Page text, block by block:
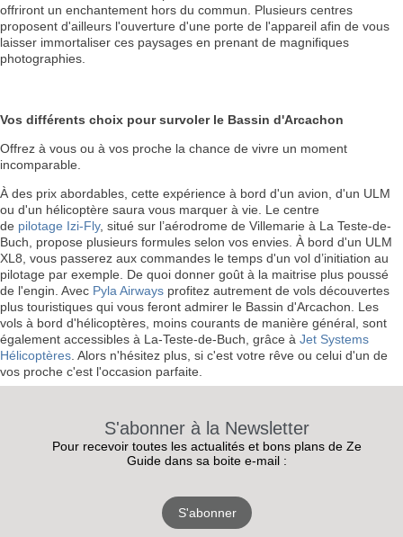
offriront un enchantement hors du commun. Plusieurs centres
proposent d'ailleurs l'ouverture d'une porte de l'appareil afin de vous
laisser immortaliser ces paysages en prenant de magnifiques
photographies.
Vos différents choix pour survoler le Bassin d'Arcachon
Offrez à vous ou à vos proche la chance de vivre un moment
incomparable.
À des prix abordables, cette expérience à bord d'un avion, d'un ULM
ou d'un hélicoptère saura vous marquer à vie. Le centre
de pilotage Izi-Fly, situé sur l’aérodrome de Villemarie à La Teste-de-
Buch, propose plusieurs formules selon vos envies. À bord d'un ULM
XL8, vous passerez aux commandes le temps d'un vol d’initiation au
pilotage par exemple. De quoi donner goût à la maitrise plus poussé
de l'engin. Avec Pyla Airways profitez autrement de vols découvertes
plus touristiques qui vous feront admirer le Bassin d'Arcachon. Les
vols à bord d'hélicoptères, moins courants de manière général, sont
également accessibles à La-Teste-de-Buch, grâce à Jet Systems
Hélicoptères . Alors n'hésitez plus, si c'est votre rêve ou celui d'un de
vos proche c'est l'occasion parfaite.
S'abonner à la Newsletter
Pour recevoir toutes les actualités et bons plans de Ze
Guide dans sa boite e-mail :
S'abonner